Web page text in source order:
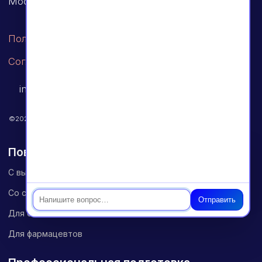
Отправить
технологиям. Этот путь начинается с осознанного
соответствовать интересам врача, но и отвечать
образовательной программы, включающей в себя
теоретические основы, так и практические навыки в
новой области. Важно учитывать не только текущие
тренды, но и перспективы развития выбранной
специальности, что позволит врачу оставаться
конкурентоспособным.
специализированных курсах и семинарах, которые